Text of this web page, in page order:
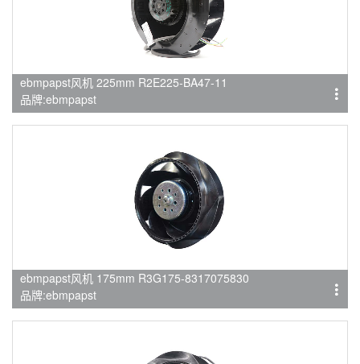
ebmpapst风机 225mm R2E225-BA47-11
品牌:ebmpapst
ebmpapst风机 175mm R3G175-8317075830
品牌:ebmpapst